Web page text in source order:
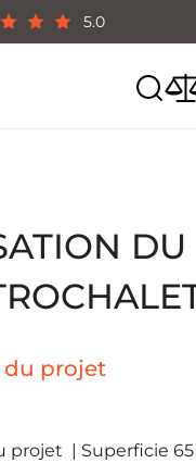
5.0
DU
projet
projet | Superficie